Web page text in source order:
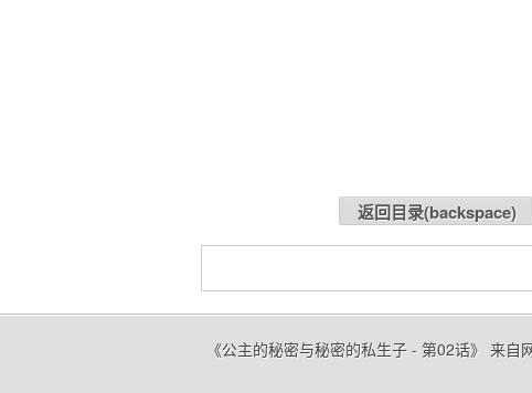
返回目录(backspace)
《公主的秘密与秘密的私生子 - 第02话》 来